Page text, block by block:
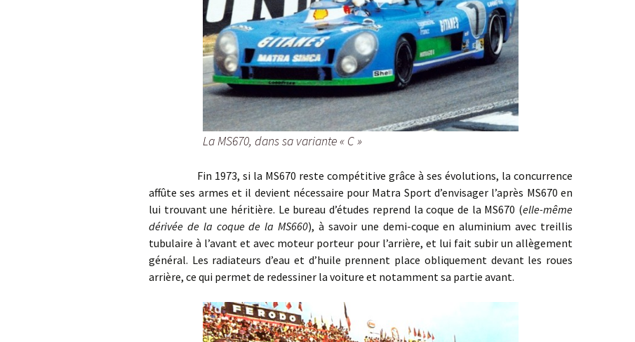
La MS670, dans sa variante « C »
Fin 1973, si la MS670 reste compétitive grâce à ses évolutions, la concurrence
affûte ses armes et il devient nécessaire pour Matra Sport d’envisager l’après MS670 en
lui trouvant une héritière. Le bureau d’études reprend la coque de la MS670 (elle-même
dérivée de la coque de la MS660), à savoir une demi-coque en aluminium avec treillis
tubulaire à l’avant et avec moteur porteur pour l’arrière, et lui fait subir un allègement
général. Les radiateurs d’eau et d’huile prennent place obliquement devant les roues
arrière, ce qui permet de redessiner la voiture et notamment sa partie avant.